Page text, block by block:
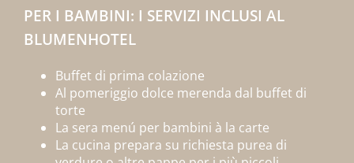
PER I BAMBINI: I SERVIZI INCLUSI AL
BLUMENHOTEL
Buffet di prima colazione
Al pomeriggio dolce merenda dal buffet di
torte
La sera menú per bambini à la carte
La cucina prepara su richiesta purea di